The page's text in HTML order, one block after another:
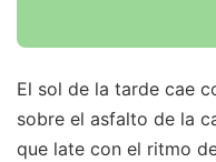
El sol de la tarde cae
sobre el asfalto de la
que late con el ritmo